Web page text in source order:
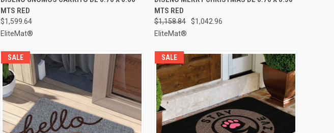
Comparar
MTS RED
$1,599.64
EliteMat®
Comparar
MTS RED
$1,158.84
$1,042.96
EliteMat®
SALE SALE